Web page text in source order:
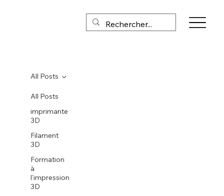
All Posts
imprimante
3D
Filament
3D
Formation
à
l'impression
3D
All Posts